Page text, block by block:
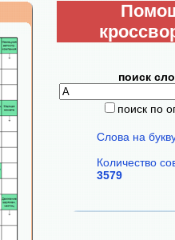
поиск
поиск по
Слова на
Количество
3579